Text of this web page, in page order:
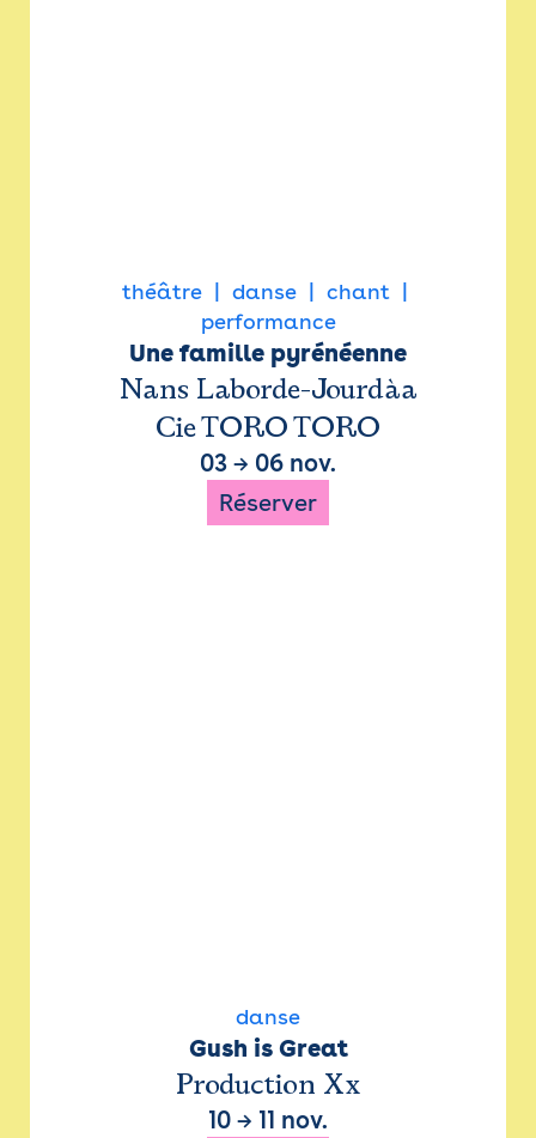
théâtre danse
chant
performance
Une famille pyrénéenne
Nans Laborde-Jourdàa
Cie TORO TORO
03 → 06 nov.
Réserver
danse
Gush is Great
Production Xx
10 → 11 nov.